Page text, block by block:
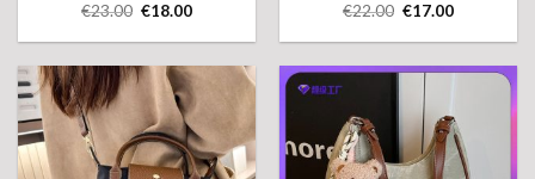
€23.00 €18.00
€22.00 €17.00